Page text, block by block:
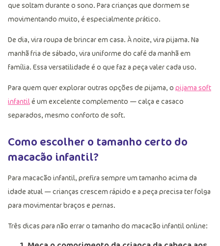
que soltam durante o sono. Para crianças que dormem se
movimentando muito, é especialmente prático.
De dia, vira roupa de brincar em casa. À noite, vira pijama. Na
manhã fria de sábado, vira uniforme do café da manhã em
família. Essa versatilidade é o que faz a peça valer cada uso.
Para quem quer explorar outras opções de pijama, o pijama soft
infantilé um excelente complemento — calça e casaco
separados, mesmo conforto de soft.
Como escolher o tamanho certo do
macacão infantil?
Para macacão infantil, prefira sempre um tamanho acima da
idade atual — crianças crescem rápido e a peça precisa ter folga
para movimentar braços e pernas.
Três dicas para não errar o tamanho do macacão infantil online: